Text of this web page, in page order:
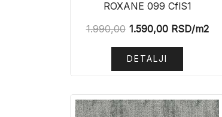
ROXANE 099 CflS1
1.990,00 1.590,00RSD/m2
DETALJI